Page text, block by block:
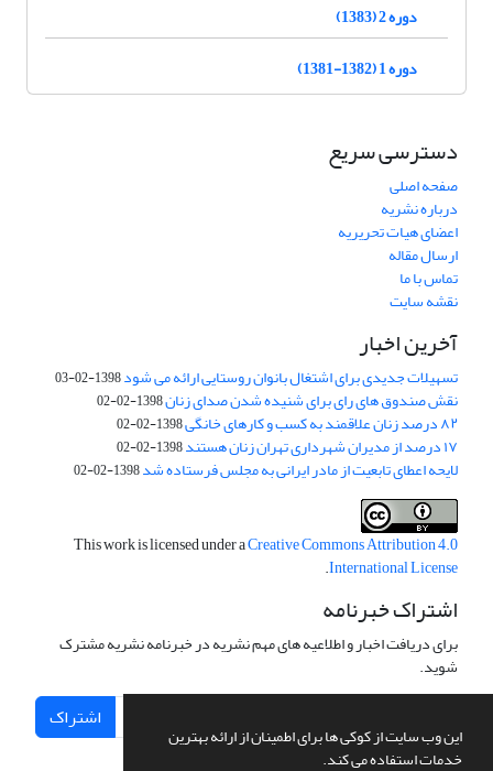
این وب سایت از کوکی ها برای اطمینان از ارائه بهترین
خدمات استفاده می کند.
دوره 2 (1383)
دوره 1 (1382-1381)
دسترسی سریع
صفحه اصلی
درباره نشریه
اعضای هیات تحریریه
ارسال مقاله
تماس با ما
نقشه سایت
آخرین اخبار
تسهیلات جدیدی برای اشتغال بانوان روستایی ارائه می شود1398-02-03
نقش صندوق های رای برای شنیده شدن صدای زنان1398-02-02
۸۲ درصد زنان علاقمند به کسب و کارهای خانگی 1398-02-02
۱۷ درصد از مدیران شهرداری تهران زنان هستند 1398-02-02
لایحه اعطای تابعیت از مادر ایرانی به مجلس فرستاده شد1398-02-02
This work is licensed under aCreative Commons Attribution 4.0
International License
.
اشتراک خبرنامه
برای دریافت اخبار و اطلاعیه های مهم نشریه در خبرنامه نشریه مشترک
شوید.
اشتراک